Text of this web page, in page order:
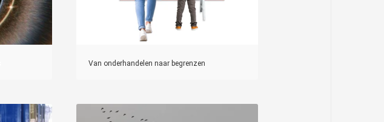
Van onderhandelen naar begrenzen